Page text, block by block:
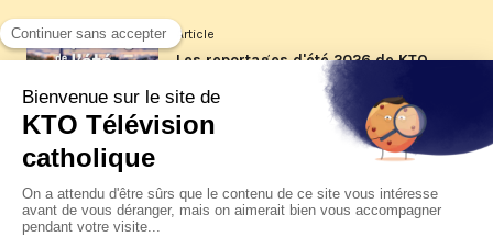
Article
Les reportages d'été 2026 de KTO
Article
La visite pastorale du pape Léon
jeudi 6 août